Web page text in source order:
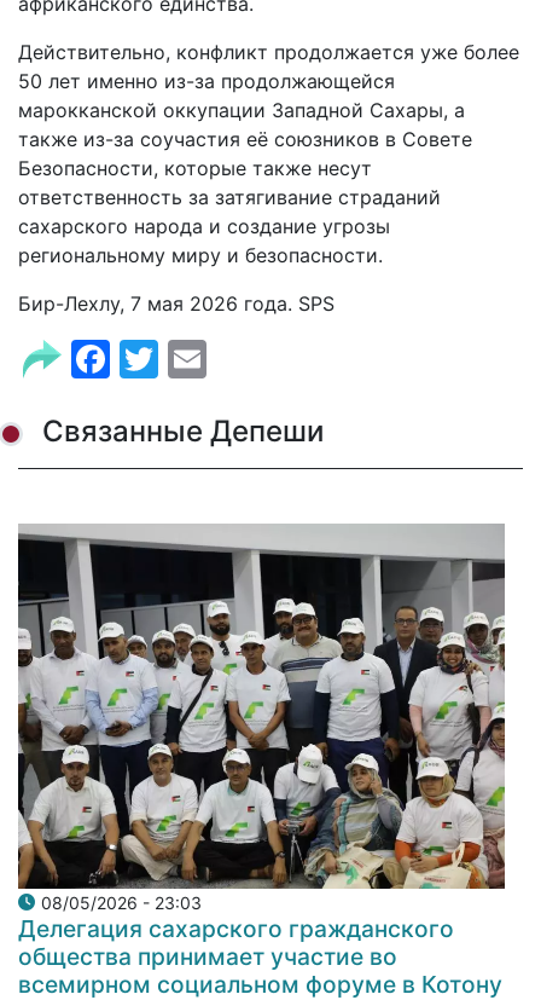
Действительно, конфликт продолжается уже более
50 лет именно из-за продолжающейся
марокканской оккупации Западной Сахары, а
также из-за соучастия её союзников в Совете
Безопасности, которые также несут
ответственность за затягивание страданий
сахарского народа и создание угрозы
региональному миру и безопасности.
Бир-Лехлу, 7 мая 2026 года. SPS
Facebook
Twitter
Связанные Депеши
08/05/2026 - 23:03
Делегация сахарского гражданского
общества принимает участие во
всемирном социальном форуме в Котону